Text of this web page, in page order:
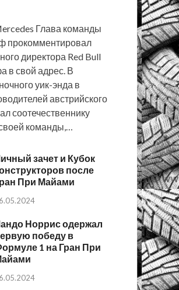
Глава команды
прокомментировал
директора Red Bull
в свой адрес. В
уик-энда в
австрийского
соотечественнику
команды,…
зачет и Кубок
после
При Майами
Норрис одержал
победу в
1 на Гран При